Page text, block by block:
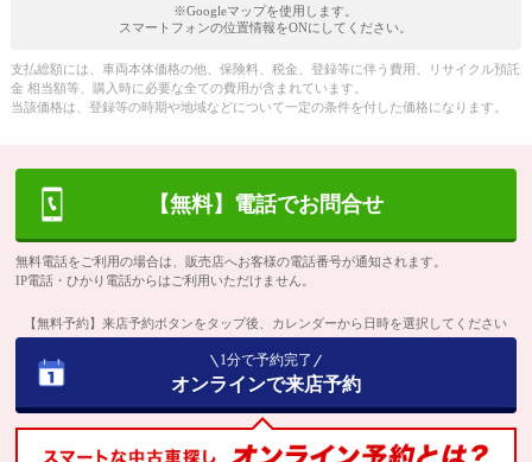
※Googleマップを使用します。
スマートフォンの位置情報をONにしてください。
支払総額には、車両本体価格の他、保険料、税金、登録等に伴う費用、リサイクル預託
金 相当額等、購入時に必要な全ての費用が含まれています。
当該価格は、登録等の時期や地域などについて一定の条件を付した価格になります。
【無料】電話でお問合せ
無料電話をご利用の場合は、販売店へお客様の電話番号が通知されます。
IP電話・ひかり電話からはご利用いただけません。
【無料予約】来店予約ボタンをタップ後、カレンダーから日時を選択してください
1分で予約完了
オンラインで来店予約